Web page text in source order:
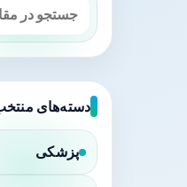
دسته‌های
پزشکی